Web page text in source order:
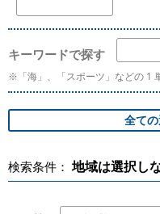
キーワードで探す
※「海」、「スポーツ」などの 1
検索条件： 地域は選択し